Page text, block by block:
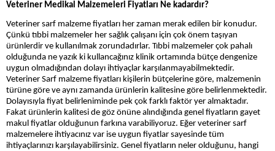
Veteriner Medikal Malzemeleri Fiyatları Ne kadardır?
Veteriner sarf malzeme fiyatları her zaman merak edilen bir konudur.
Çünkü tıbbi malzemeler her sağlık çalışanı için çok önem taşıyan
ürünlerdir ve kullanılmak zorundadırlar. Tıbbi malzemeler çok pahalı
olduğunda ne yazık ki kullancağınız klinik ortamında bütçe dengenize
uygun olmadığından dolayı ihtiyaçlar karşılanmayabilmektedir.
Veteriner Sarf malzeme fiyatları kişilerin bütçelerine göre, malzemenin
türüne göre ve aynı zamanda ürünlerin kalitesine göre belirlenmektedir.
Dolayısıyla fiyat belirleniminde pek çok farklı faktör yer almaktadır.
Fakat ürünlerin kalitesi de göz önüne alındığında genel fiyatların gayet
makul fiyatlar olduğunun farkına varabiliyoruz. Eğer veteriner sarf
malzemelere ihtiyacınız var ise uygun fiyatlar sayesinde tüm
ihtiyaçlarınızı karşılayabilirsiniz. Genel fiyatların neler olduğunu, hangi